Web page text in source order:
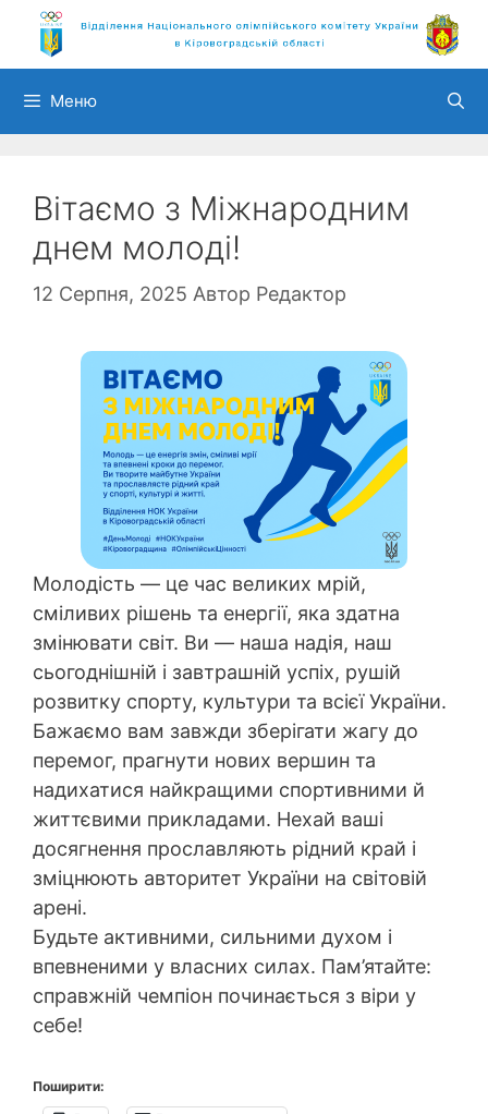
Перейти
вмісту
Меню
Вітаємо з Міжнародним
днем молоді!
12 Серпня, 2025 Автор Редактор
Молодість — це час великих мрій,
сміливих рішень та енергії, яка здатна
змінювати світ. Ви — наша надія, наш
сьогоднішній і завтрашній успіх, рушій
розвитку спорту, культури та всієї України.
Бажаємо вам завжди зберігати жагу до
перемог, прагнути нових вершин та
надихатися найкращими спортивними й
життєвими прикладами. Нехай ваші
досягнення прославляють рідний край і
зміцнюють авторитет України на світовій
арені.
Будьте активними, сильними духом і
впевненими у власних силах. Пам’ятайте:
справжній чемпіон починається з віри у
себе!
Поширити: